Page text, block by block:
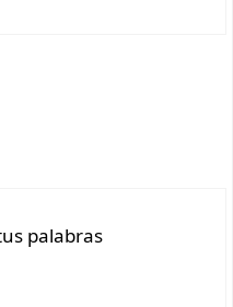
palabras